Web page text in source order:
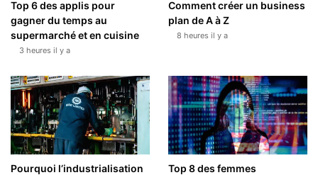
Top 6 des applis pour
gagner du temps au
supermarché et en cuisine
3 heures il y a
Comment créer un business
plan de A à Z
8 heures il y a
Pourquoi l’industrialisation
Top 8 des femmes